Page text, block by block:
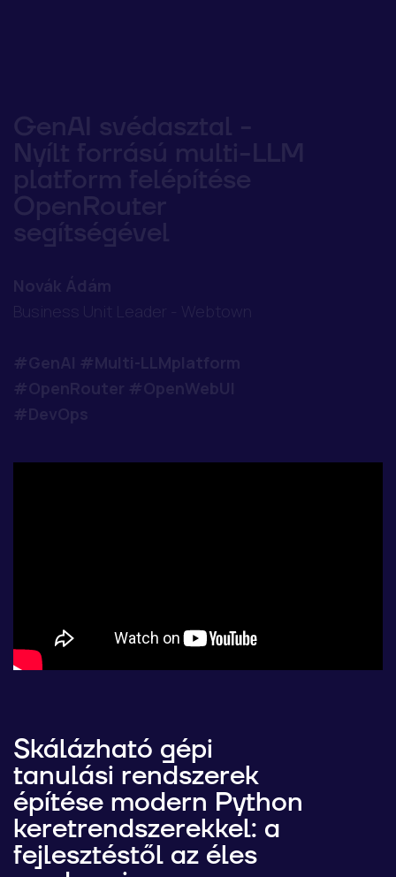
GenAI svédasztal -
Nyílt forrású multi-LLM
platform felépítése
OpenRouter
segítségével
Novák Ádám
Business Unit Leader - Webtown
#GenAI #Multi-LLMplatform
#OpenRouter #OpenWebUI
#DevOps
Skálázható gépi
tanulási rendszerek
építése modern Python
keretrendszerekkel: a
fejlesztéstől az éles